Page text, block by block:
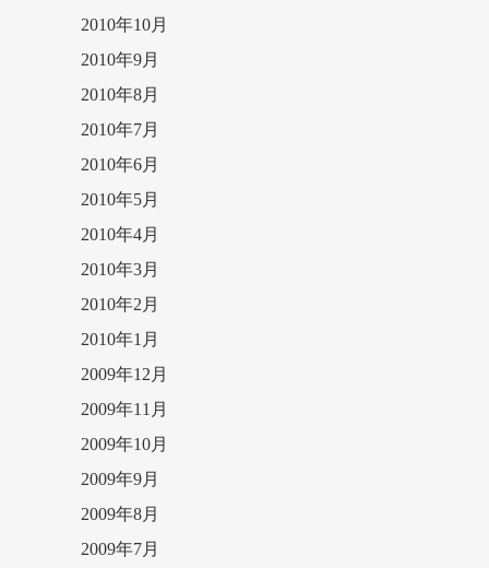
2010年10月
2010年9月
2010年8月
2010年7月
2010年6月
2010年5月
2010年4月
2010年3月
2010年2月
2010年1月
2009年12月
2009年11月
2009年10月
2009年9月
2009年8月
2009年7月